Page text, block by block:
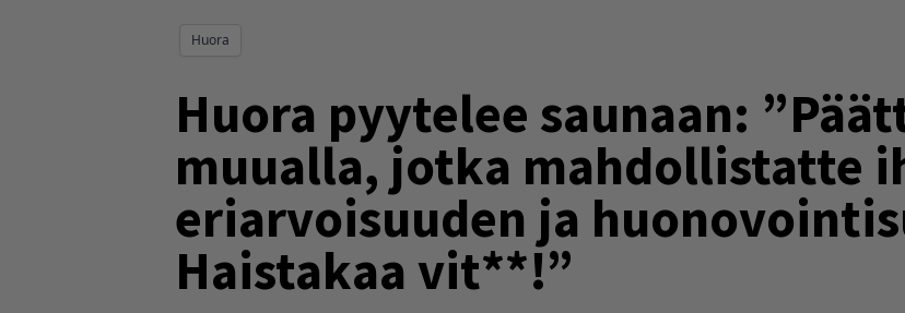
Huora
Huora pyytelee saunaan:
muualla, jotka mahdollistatte
eriarvoisuuden ja
Haistakaa vit**!”